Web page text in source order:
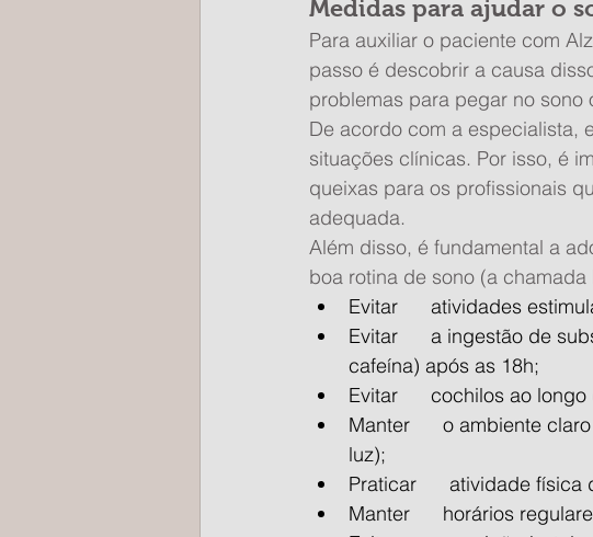
Medidas para ajudar o
Para auxiliar o paciente com
passo é descobrir a causa
problemas para pegar no sono
De acordo com a especialista,
situações clínicas. Por isso, é
queixas para os profissionais
adequada.
Além disso, é fundamental a
boa rotina de sono (a
Evitar      atividades
Evitar      a ingestão de
cafeína) após as 18h;
Evitar      cochilos ao longo
Manter      o ambiente
luz);
Praticar      atividade física
Manter      horários